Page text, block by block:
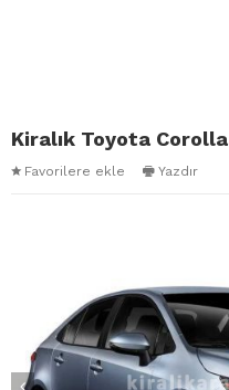
Kiralık Toyota Corolla
Favorilere ekle Yazdır